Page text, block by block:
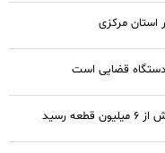
دستگاه قضایی است
رسید